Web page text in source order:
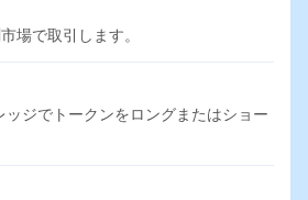
場で取引します。
ッジでトークンをロングまたはショー